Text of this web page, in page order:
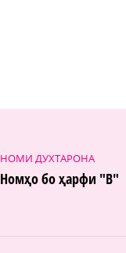
НОМИ ДУХТАРОНА
Номҳо бо ҳарфи "В"